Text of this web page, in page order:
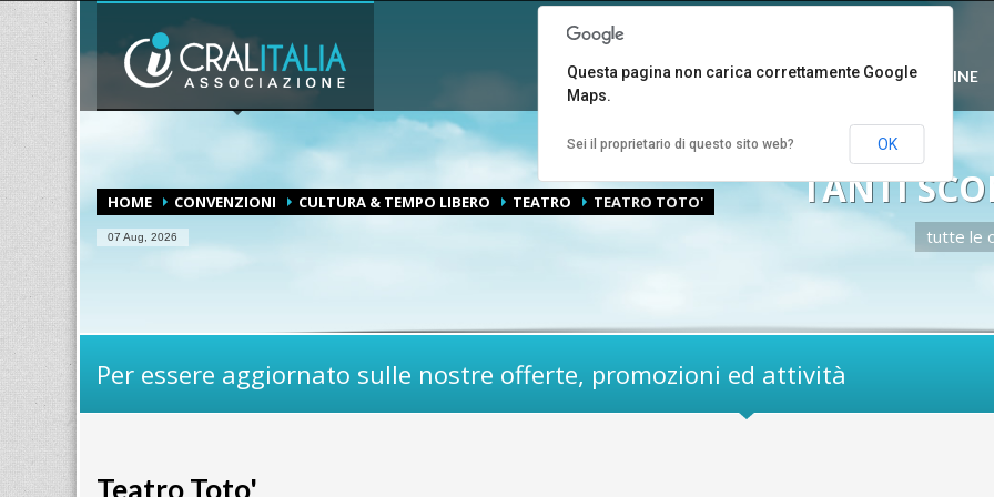
UFFICI CRALITALIA
CONTATTA SEGRETERIA. CONTATTA UFFICIO CONVENZIONI. 3 CONTATTA UFFICIO PRESIDENZA.
Per qualsiasi altro tipo di problema invia un email adassistenza@cralitalia.it
CRALITALIA PROGETTI MAGAZINE
HOME CONVENZIONI CULTURA & TEMPO LIBERO TEATRO TEATRO TOTO'
07 Aug, 2026
TANTI
tutte le
Per essere aggiornato sulle nostre offerte, promozioni ed attività
Teatro Toto'
Questa pagina non carica correttamente Google
Maps.
Sei il proprietario di questo sito web? OK